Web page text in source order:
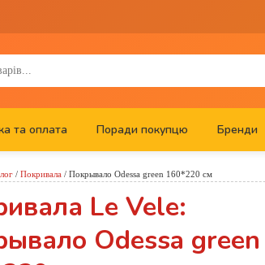
та оплата Поради покупцю Бренди
/ Покривала / Покрывало Odessa green 160*220 см
Le Vele:
Odessa green